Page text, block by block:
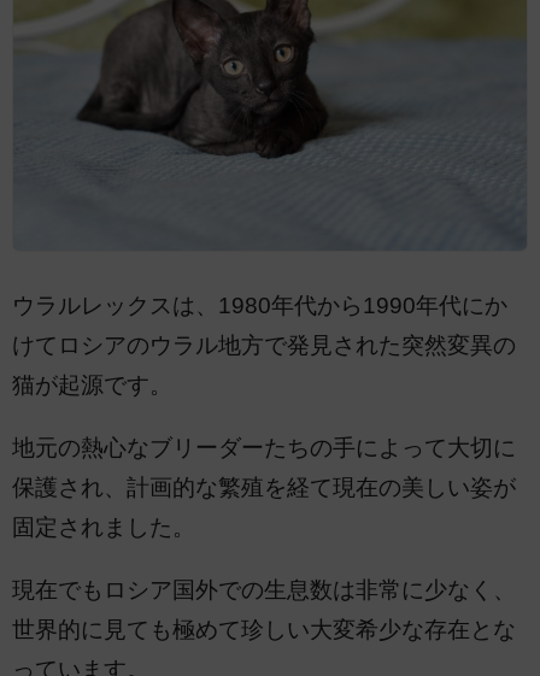
ウラルレックスは、1980年代から1990年代にか
けてロシアのウラル地方で発見された突然変異の
猫が起源です。
地元の熱心なブリーダーたちの手によって大切に
保護され、計画的な繁殖を経て現在の美しい姿が
固定されました。
現在でもロシア国外での生息数は非常に少なく、
世界的に見ても極めて珍しい大変希少な存在とな
っています。